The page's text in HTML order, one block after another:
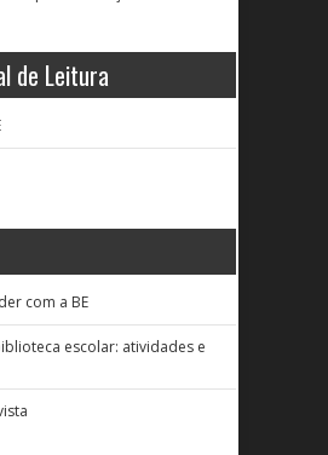
de Leitura
com a BE
escolar: atividades e